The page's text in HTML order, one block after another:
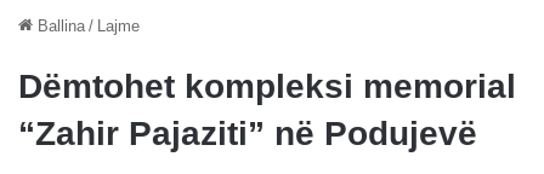
Ballina / Lajme
Dëmtohet kompleksi memorial
“Zahir Pajaziti” në Podujevë